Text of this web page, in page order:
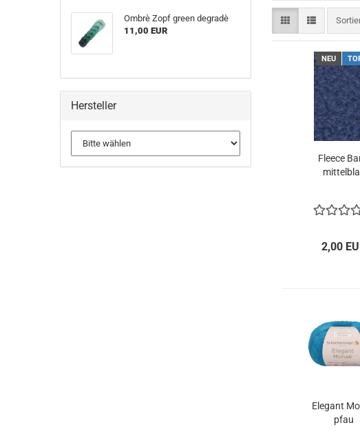
NEU
Fleece
2,00
Elegant
pfau
Ombrè Zopf green degradè
11,00 EUR
Hersteller